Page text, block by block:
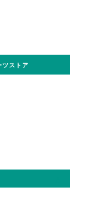
ストア